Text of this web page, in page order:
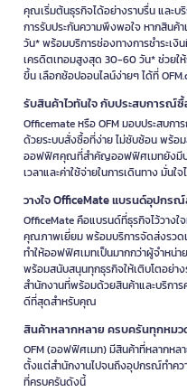
คุณเริ่มต้นธุรกิจได้อย่างราบรื่น และบ
การรับประกันความพึงพอใจ หากสินค้
วัน* พร้อมบริการช่องทางการชำระเ
เครดิตเทอมสูงสุด 30-60 วัน* ช่วย
ขึ้น เลือกช้อปออนไลน์ง่ายๆ ได้ที่
รับสินค้าไวทันใจ กับประสบการณ์
Officemate หรือ OFM มอบประสบก
ด้วยระบบสั่งซื้อที่ง่าย ไม่ซับซ้อน พร้อ
ออฟฟิศคุณที่สำคัญออฟฟิศเมทยังมีบ
เวลาและค่าใช้จ่ายในการเดินทาง มั่น
วางใจ OfficeMate แบรนด์อุปกร
OfficeMate คือแบรนด์ที่ธุรกิจไว้วาง
คุณภาพเยี่ยม พร้อมบริการจัดส่งรวด
ทำให้ออฟฟิศเมทเป็นมากกว่าผู้จำหน่
พร้อมสนับสนุนทุกธุรกิจให้เติบโตอย่า
สำนักงานที่พร้อมด้วยสินค้าและบริการ
ดีที่สุดสำหรับคุณ
สินค้าหลากหลาย ครบครันทุกหม
OFM (ออฟฟิศเมท) มีสินค้าที่หลากห
ตั้งแต่สำนักงานไปจนถึงอุปกรณ์ทำคว
ที่ครบครันดังนี้